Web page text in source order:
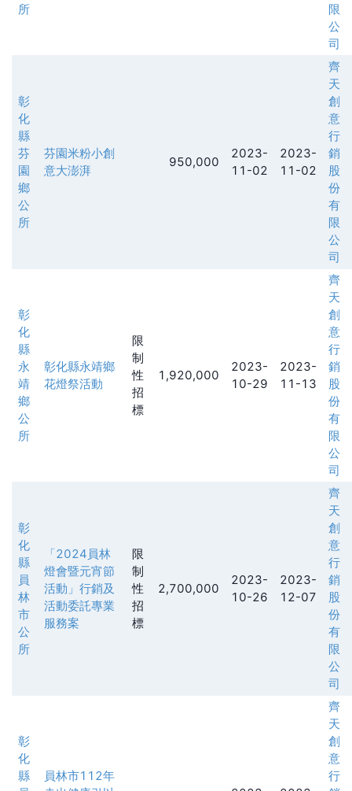
所
限
公
司
彰
化
縣
芬
園
鄉
公
所
芬園米粉小創
意大澎湃
950,000
2023-
11-02
2023-
11-02
齊
天
創
意
行
銷
股
份
有
限
公
司
彰
化
縣
永
靖
鄉
公
所
彰化縣永靖鄉
花燈祭活動
限
制
性
招
標
1,920,000
2023-
10-29
2023-
11-13
齊
天
創
意
行
銷
股
份
有
限
公
司
彰
化
縣
員
林
市
公
所
「2024員林
燈會暨元宵節
活動」行銷及
活動委託專業
服務案
限
制
性
招
標
2,700,000
2023-
10-26
2023-
12-07
齊
天
創
意
行
銷
股
份
有
限
公
司
彰
化
縣
員林市112年
齊
天
創
意
行